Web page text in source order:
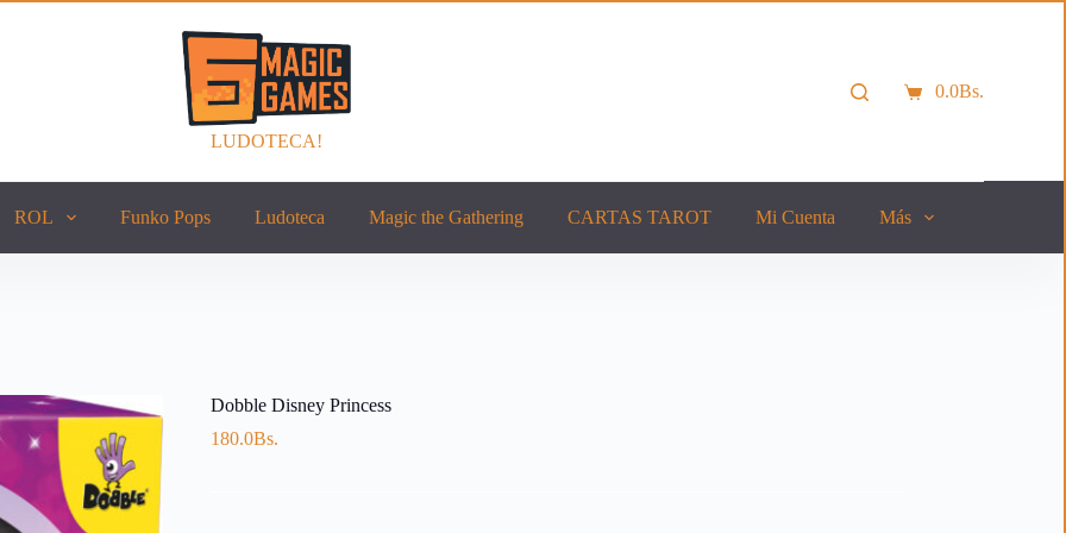
LUDOTECA!
Carro0.0Bs.
ROL Funko Pops Ludoteca Magic the Gathering CARTAS TAROT Mi Cuenta Más
Dobble Disney Princess
180.0Bs.